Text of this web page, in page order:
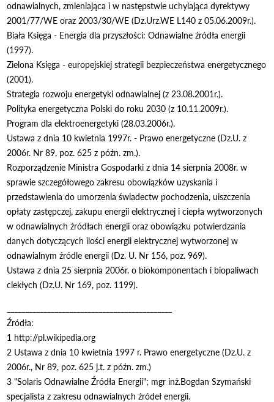
odnawialnych, zmieniająca i w następstwie uchylająca dyrektywy
2001/77/WE oraz 2003/30/WE (Dz.Urz.WE L140 z 05.06.2009r.).
Biała Księga - Energia dla przyszłości: Odnawialne źródła energii
(1997).
Zielona Księga - europejskiej strategii bezpieczeństwa energetycznego
(2001).
Strategia rozwoju energetyki odnawialnej (z 23.08.2001r.).
Polityka energetyczna Polski do roku 2030 (z 10.11.2009r.).
Program dla elektroenergetyki (28.03.2006r.).
Ustawa z dnia 10 kwietnia 1997r. - Prawo energetyczne (Dz.U. z
2006r. Nr 89, poz. 625 z późn. zm.).
Rozporządzenie Ministra Gospodarki z dnia 14 sierpnia 2008r. w
sprawie szczegółowego zakresu obowiązków uzyskania i
przedstawienia do umorzenia świadectw pochodzenia, uiszczenia
opłaty zastępczej, zakupu energii elektrycznej i ciepła wytworzonych
w odnawialnych źródłach energii oraz obowiązku potwierdzania
danych dotyczących ilości energii elektrycznej wytworzonej w
odnawialnym źródle energii (Dz. U. Nr 156, poz. 969).
Ustawa z dnia 25 sierpnia 2006r. o biokomponentach i biopaliwach
ciekłych (Dz.U. Nr 169, poz. 1199).
Źródła:
1 http://pl.wikipedia.org
2 Ustawa z dnia 10 kwietnia 1997 r. Prawo energetyczne (Dz.U. z
2006r., Nr 89, poz. 625 j.t. z późn. zm.)
3 "Solaris Odnawialne Źródła Energii"; mgr inż.Bogdan Szymański
specjalista z zakresu odnawialnych źródeł energii.